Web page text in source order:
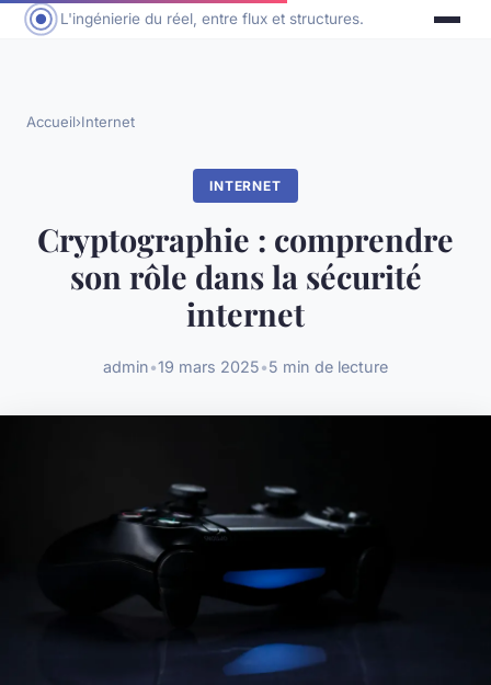
L'ingénierie du réel, entre flux et structures.
Accueil›Internet
INTERNET
Cryptographie : comprendre
son rôle dans la sécurité
internet
admin•19 mars 2025•5 min de lecture